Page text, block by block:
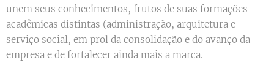
unem seus conhecimentos, frutos de suas formações
acadêmicas distintas (administração, arquitetura e
serviço social, em prol da consolidação e do avanço da
empresa e de fortalecer ainda mais a marca.